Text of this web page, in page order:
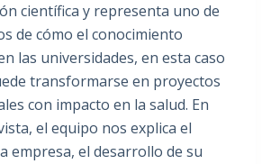
científica y representa uno de
de cómo el conocimiento
las universidades, en esta caso
transformarse en proyectos
con impacto en la salud. En
el equipo nos explica el
empresa, el desarrollo de su